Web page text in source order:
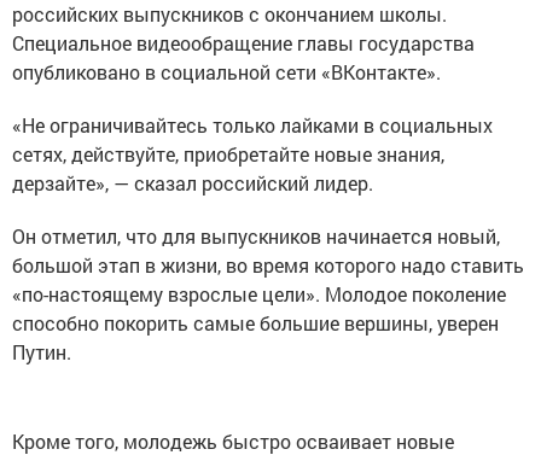
российских выпускников с окончанием школы.
Специальное видеообращение главы государства
опубликовано в социальной сети «ВКонтакте».
«Не ограничивайтесь только лайками в социальных
сетях, действуйте, приобретайте новые знания,
дерзайте», — сказал российский лидер.
Он отметил, что для выпускников начинается новый,
большой этап в жизни, во время которого надо ставить
«по-настоящему взрослые цели». Молодое поколение
способно покорить самые большие вершины, уверен
Путин.
Кроме того, молодежь быстро осваивает новые